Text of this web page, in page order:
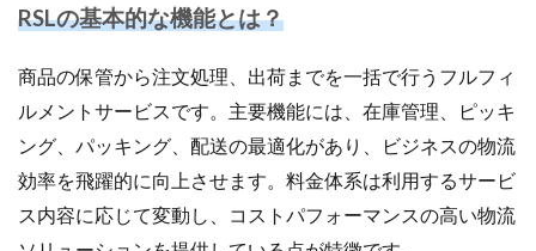
RSLの基本的な機能とは？
商品の保管から注文処理、出荷までを一括で行うフルフィ
ルメントサービスです。主要機能には、在庫管理、ピッキ
ング、パッキング、配送の最適化があり、ビジネスの物流
効率を飛躍的に向上させます。料金体系は利用するサービ
ス内容に応じて変動し、コストパフォーマンスの高い物流
トラブルシューティング
トレンド
ネイビー
ネイビーグループ
ネイビーコンサルティング
ネットショップ
ネットショップ支援
ネットショップ開業
ネット販売
ノウハウ
パーソナライゼーション
パートナー
ピッキング
ファーストパーティーデータ
フルフィルメント